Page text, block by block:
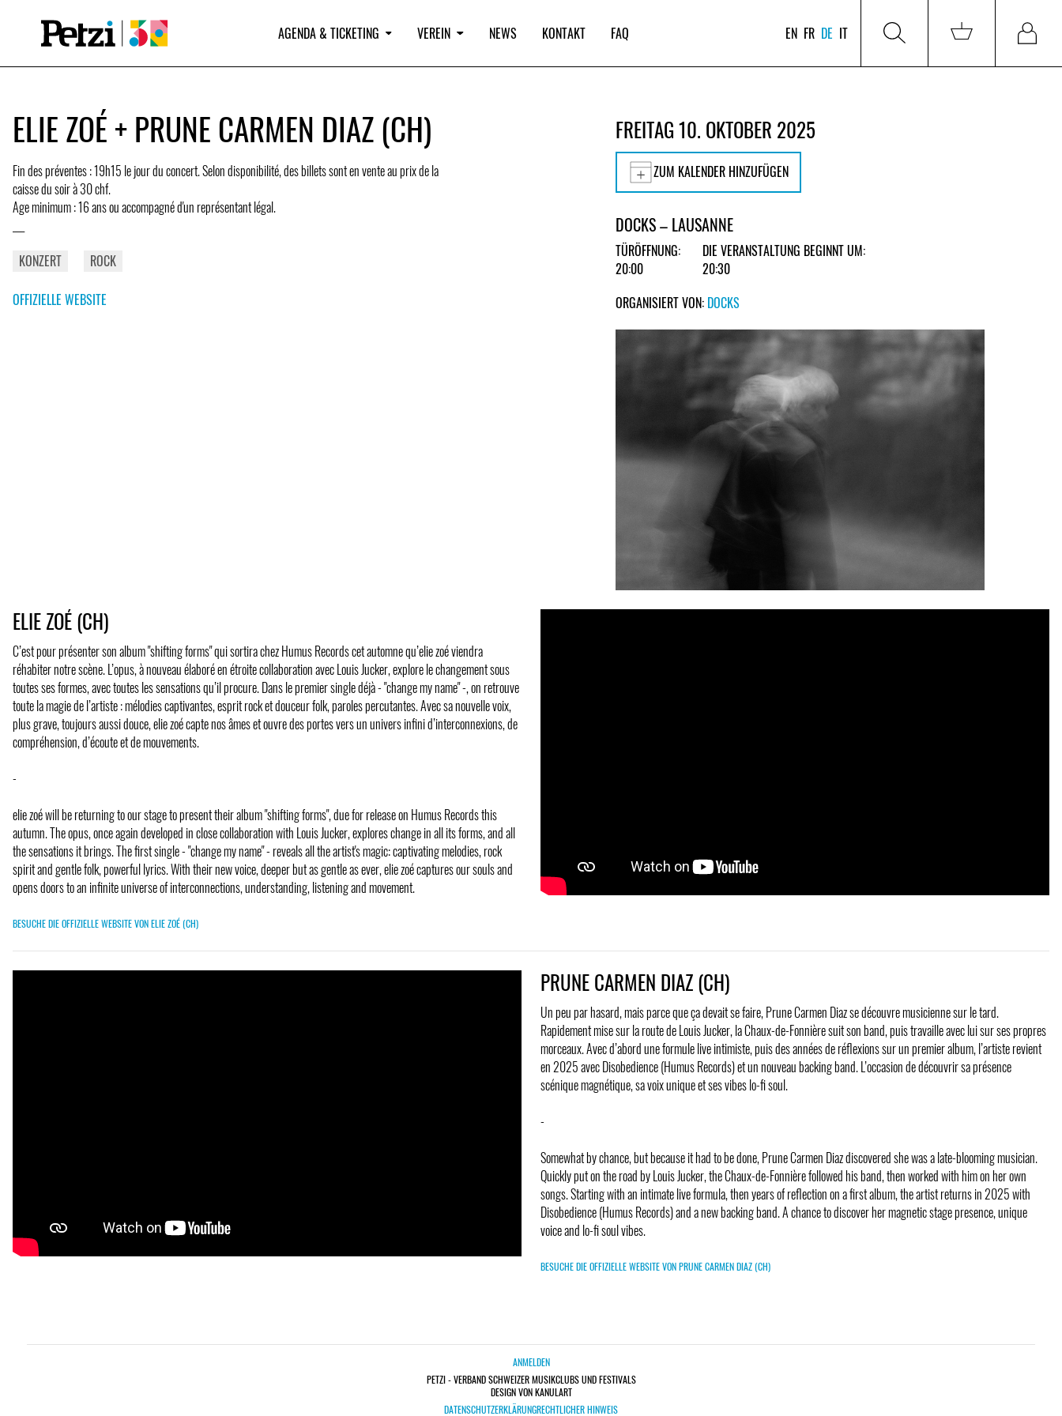
AGENDA & TICKETING VEREIN NEWS KONTAKT FAQ EN FR DE IT
ELIE ZOÉ + PRUNE CARMEN DIAZ (CH)
Fin des préventes : 19h15 le jour du concert. Selon disponibilité, des billets sont en vente au prix de la
caisse du soir à 30 chf.
Age minimum : 16 ans ou accompagné d'un représentant légal.
KONZERT
ROCK
OFFIZIELLE WEBSITE
FREITAG 10. OKTOBER 2025
ZUM KALENDER HINZUFÜGEN
DOCKS – LAUSANNE
TÜRÖFFNUNG:
20:00
DIE VERANSTALTUNG BEGINNT UM:
20:30
ORGANISIERT VON: DOCKS
ELIE ZOÉ (CH)
C’est pour présenter son album "shifting forms" qui sortira chez Humus Records cet automne qu’elie zoé viendra
réhabiter notre scène. L’opus, à nouveau élaboré en étroite collaboration avec Louis Jucker, explore le changement sous
toutes ses formes, avec toutes les sensations qu’il procure. Dans le premier single déjà - "change my name" -, on retrouve
toute la magie de l’artiste : mélodies captivantes, esprit rock et douceur folk, paroles percutantes. Avec sa nouvelle voix,
plus grave, toujours aussi douce, elie zoé capte nos âmes et ouvre des portes vers un univers infini d’interconnexions, de
compréhension, d’écoute et de mouvements.
-
elie zoé will be returning to our stage to present their album "shifting forms", due for release on Humus Records this
autumn. The opus, once again developed in close collaboration with Louis Jucker, explores change in all its forms, and all
the sensations it brings. The first single - "change my name" - reveals all the artist's magic: captivating melodies, rock
spirit and gentle folk, powerful lyrics. With their new voice, deeper but as gentle as ever, elie zoé captures our souls and
opens doors to an infinite universe of interconnections, understanding, listening and movement.
BESUCHE DIE OFFIZIELLE WEBSITE VON ELIE ZOÉ (CH)
PRUNE CARMEN DIAZ (CH)
Un peu par hasard, mais parce que ça devait se faire, Prune Carmen Diaz se découvre musicienne sur le tard.
Rapidement mise sur la route de Louis Jucker, la Chaux-de-Fonnière suit son band, puis travaille avec lui sur ses propres
morceaux. Avec d’abord une formule live intimiste, puis des années de réflexions sur un premier album, l’artiste revient
en 2025 avec Disobedience (Humus Records) et un nouveau backing band. L’occasion de découvrir sa présence
scénique magnétique, sa voix unique et ses vibes lo-fi soul.
-
Somewhat by chance, but because it had to be done, Prune Carmen Diaz discovered she was a late-blooming musician.
Quickly put on the road by Louis Jucker, the Chaux-de-Fonnière followed his band, then worked with him on her own
songs. Starting with an intimate live formula, then years of reflection on a first album, the artist returns in 2025 with
Disobedience (Humus Records) and a new backing band. A chance to discover her magnetic stage presence, unique
voice and lo-fi soul vibes.
BESUCHE DIE OFFIZIELLE WEBSITE VON PRUNE CARMEN DIAZ (CH)
ANMELDEN
PETZI - VERBAND SCHWEIZER MUSIKCLUBS UND FESTIVALS
DESIGN VON KANULART
DATENSCHUTZERKLÄRUNGRECHTLICHER HINWEIS